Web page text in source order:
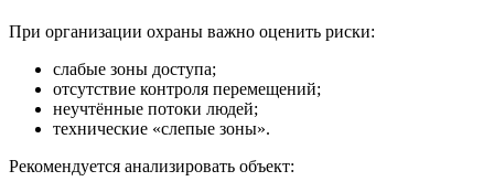
При организации охраны важно оценить риски:
слабые зоны доступа;
отсутствие контроля перемещений;
неучтённые потоки людей;
технические «слепые зоны».
Рекомендуется анализировать объект: